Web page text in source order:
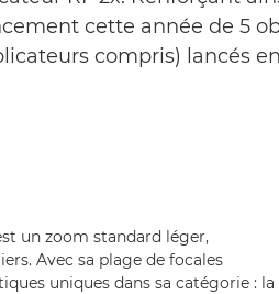
cette année de 5
compris) lancés
un zoom standard léger,
Avec sa plage de focales
uniques dans sa catégorie : la